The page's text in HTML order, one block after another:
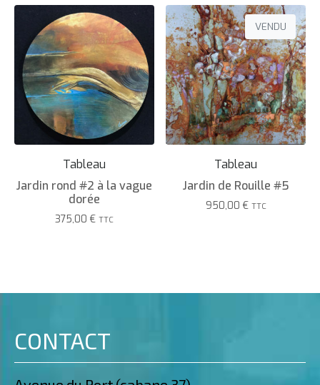
Tableau
Jardin rond #2 à la vague
dorée
375,00 € TTC
VENDU
Tableau
Jardin de Rouille #5
950,00 € TTC
CONTACT